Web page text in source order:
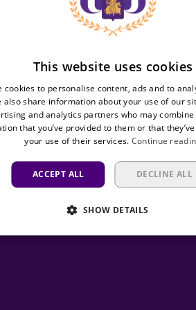
Mauve+ Silver
Mauve+ Gold
Fan Council
Fanshop
Help
FAQ
Location
This website uses cookies
cookies to personalise content, ads and to
also share information about your use of our
and analytics partners who may
that you’ve provided to them or that
your use of their services. Continue
ACCEPT ALL DECLINE ALL
SHOW DETAILS